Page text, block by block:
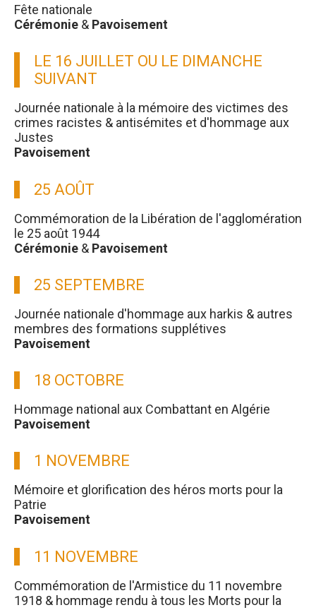
Fête nationale
Cérémonie & Pavoisement
LE 16 JUILLET OU LE DIMANCHE
SUIVANT
Journée nationale à la mémoire des victimes des
crimes racistes & antisémites et d'hommage aux
Justes
Pavoisement
25 AOÛT
Commémoration de la Libération de l'agglomération
le 25 août 1944
Cérémonie & Pavoisement
25 SEPTEMBRE
Journée nationale d'hommage aux harkis & autres
membres des formations supplétives
Pavoisement
18 OCTOBRE
Hommage national aux Combattant en Algérie
Pavoisement
1 NOVEMBRE
Mémoire et glorification des héros morts pour la
Patrie
Pavoisement
11 NOVEMBRE
Commémoration de l'Armistice du 11 novembre
1918 & hommage rendu à tous les Morts pour la